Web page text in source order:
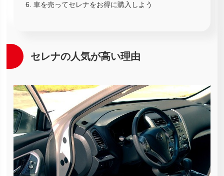
車を売ってセレナをお得に購入しよう
セレナの人気が高い理由